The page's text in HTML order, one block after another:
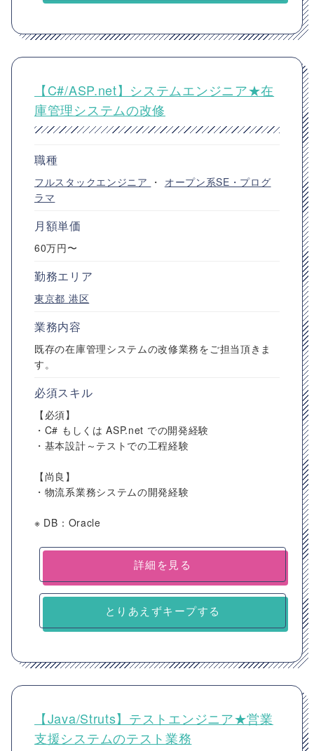
【C#/ASP.net】システムエンジニア★在
庫管理システムの改修
職種
フルスタックエンジニア ・ オープン系SE・プログ
ラマ
月額単価
60万円〜
勤務エリア
東京都 港区
業務内容
既存の在庫管理システムの改修業務をご担当頂きま
す。
必須スキル
【必須】
・C# もしくは ASP.net での開発経験
・基本設計～テストでの工程経験
【尚良】
・物流系業務システムの開発経験
※ DB：Oracle
詳細を見る
とりあえずキープする
【Java/Struts】テストエンジニア★営業
支援システムのテスト業務